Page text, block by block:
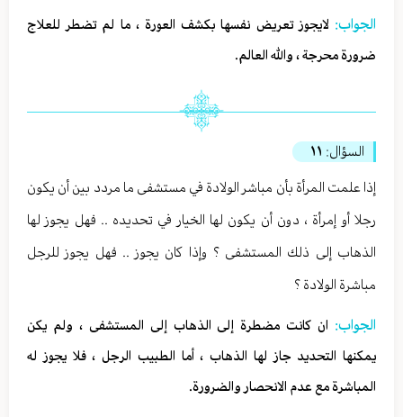
الجواب: لايجوز تعريض نفسها بكشف العورة ، ما لم تضطر للعلاج
ضرورة محرجة ، والله العالم.
السؤال: ١١
إذا علمت المرأة بأن مباشر الولادة في مستشفى ما مردد بين أن يكون
رجلا أو إمرأة ، دون أن يكون لها الخيار في تحديده .. فهل يجوز لها
الذهاب إلى ذلك المستشفى ؟ وإذا كان يجوز .. فهل يجوز للرجل
مباشرة الولادة ؟
الجواب: ان كانت مضطرة إلى الذهاب إلى المستشفى ، ولم يكن
يمكنها التحديد جاز لها الذهاب ، أما الطبيب الرجل ، فلا يجوز له
المباشرة مع عدم الانحصار والضرورة.